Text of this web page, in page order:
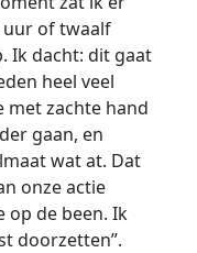
uur of twaalf
Ik dacht: dit gaat
heel veel
met zachte hand
gaan, en
wat at. Dat
onze actie
op de been. Ik
doorzetten”.